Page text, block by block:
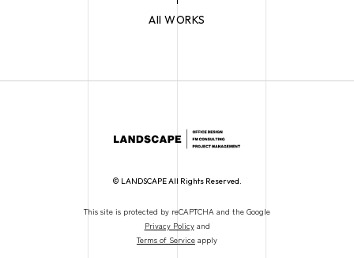
All WORKS
© LANDSCAPE All Rights Reserved.
This site is protected by reCAPTCHA and the Google
Privacy Policyand
Terms of Service apply